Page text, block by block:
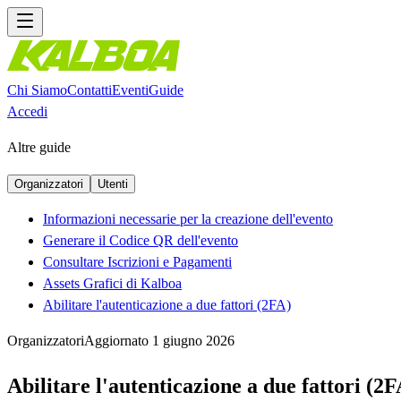
Chi SiamoContattiEventiGuide
Accedi
Altre guide
Organizzatori Utenti
Informazioni necessarie per la creazione dell'evento
Generare il Codice QR dell'evento
Consultare Iscrizioni e Pagamenti
Assets Grafici di Kalboa
Abilitare l'autenticazione a due fattori (2FA)
OrganizzatoriAggiornato 1 giugno 2026
Abilitare l'autenticazione a due fattori